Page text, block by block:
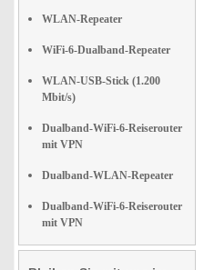
WLAN-Repeater
WiFi-6-Dualband-Repeater
WLAN-USB-Stick (1.200
Mbit/s)
Dualband-WiFi-6-Reiserouter
mit VPN
Dualband-WLAN-Repeater
Dualband-WiFi-6-Reiserouter
mit VPN